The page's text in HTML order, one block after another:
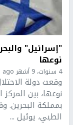
"إسرائيل"
نوعها
4 سنوات، 9 أشهر ago
وقعت دولة
نوعها، بين
بمملكة البحرين.
الطبي، يوئيل ...